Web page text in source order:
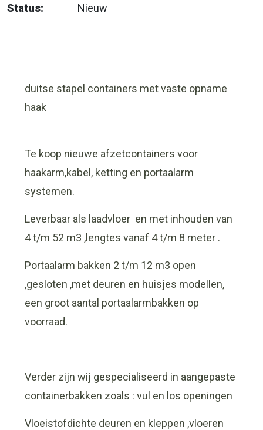
Status:
Nieuw
duitse stapel containers met vaste opname
haak
Te koop nieuwe afzetcontainers voor
haakarm,kabel, ketting en portaalarm
systemen.
Leverbaar als laadvloer en met inhouden van
4 t/m 52 m3 ,lengtes vanaf 4 t/m 8 meter .
Portaalarm bakken 2 t/m 12 m3 open
,gesloten ,met deuren en huisjes modellen,
een groot aantal portaalarmbakken op
voorraad.
Verder zijn wij gespecialiseerd in aangepaste
containerbakken zoals : vul en los openingen
Vloeistofdichte deuren en kleppen ,vloeren